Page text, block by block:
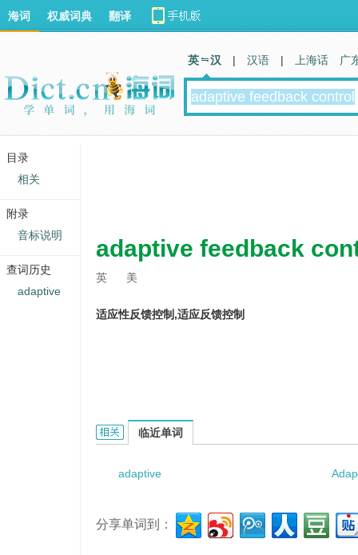
adaptive feedback
英 美
适应性反馈控制,适应反馈控制
adaptive feedback control的相关资料：
临近单词
adaptive
分享单词到：
海词 权威词典 翻译
英 汉 | 汉语 | 上海话 广
目录
相关
附录
音标说明
查词历史
adaptive